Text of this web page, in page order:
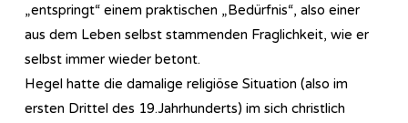
„entspringt“ einem praktischen „Bedürfnis“, also einer
aus dem Leben selbst stammenden Fraglichkeit, wie er
selbst immer wieder betont.
Hegel hatte die damalige religiöse Situation (also im
ersten Drittel des 19.Jahrhunderts) im sich christlich